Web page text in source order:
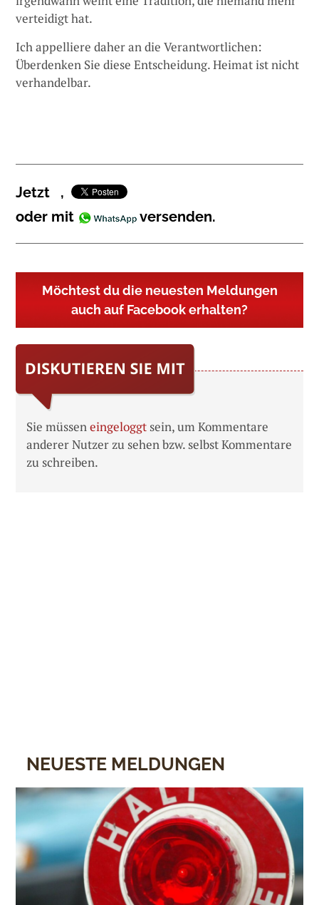
verteidigt hat.
Ich appelliere daher an die Verantwortlichen:
Überdenken Sie diese Entscheidung. Heimat ist nicht
verhandelbar.
Jetzt
,
oder mit
versenden.
Möchtest du die neuesten Meldungen
auch auf Facebook erhalten?
Sie müsseneingeloggt sein, um Kommentare
anderer Nutzer zu sehen bzw. selbst Kommentare
zu schreiben.
NEUESTE MELDUNGEN